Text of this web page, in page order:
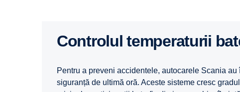
Controlul temperaturii
Pentru a preveni accidentele, autocarele Scania
siguranță de ultimă oră. Aceste sisteme cresc